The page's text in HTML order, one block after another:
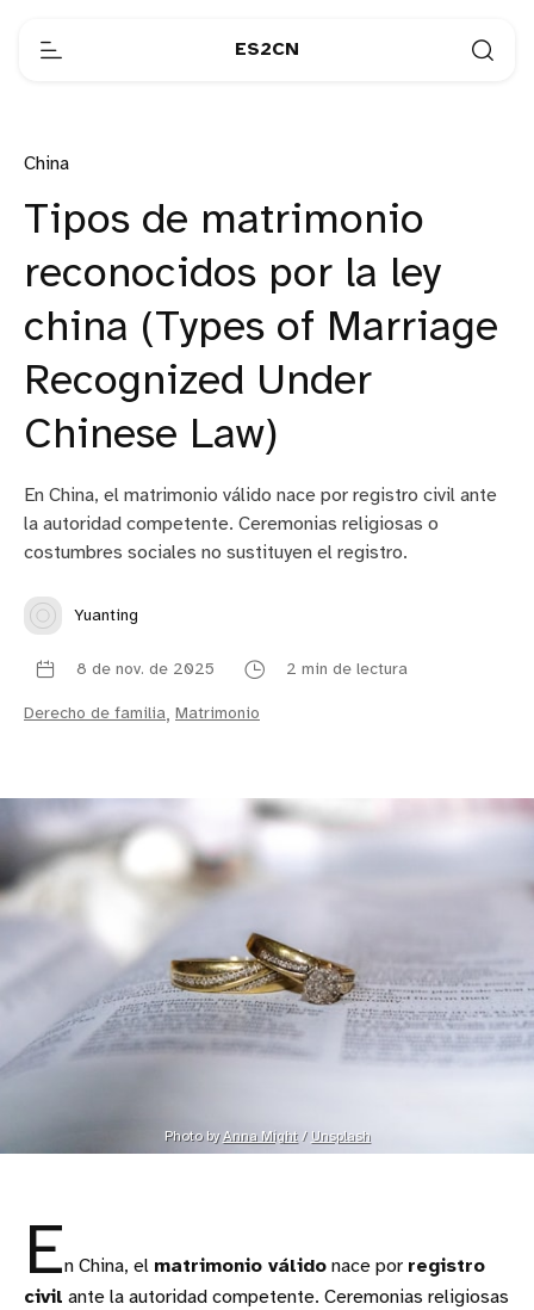
ES2CN
China
Tipos de matrimonio
reconocidos por la ley
china (Types of Marriage
Recognized Under
Chinese Law)
En China, el matrimonio válido nace por registro civil ante
la autoridad competente. Ceremonias religiosas o
costumbres sociales no sustituyen el registro.
Yuanting
8 de nov. de 2025 2 min de lectura
Derecho de familia, Matrimonio
Photo by Anna Might / Unsplash
En China, el matrimonio válido nace por registro
civil ante la autoridad competente. Ceremonias religiosas